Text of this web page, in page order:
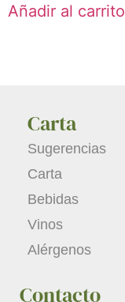
Añadir al carrito
Carta
Sugerencias
Carta
Bebidas
Vinos
Alérgenos
Contacto